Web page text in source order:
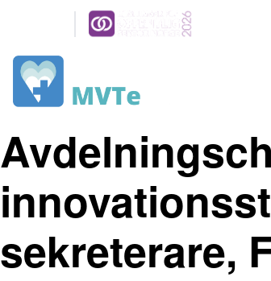
sekreterare,